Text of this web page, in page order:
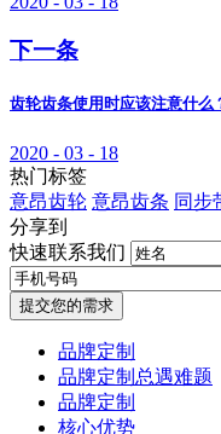
下一条
齿轮齿条使用时应该注意什么
2020 - 03 - 18
热门标签
意昂齿轮 意昂齿条 同步
分享到
快速联系我们
提交您的需求
品牌定制
品牌定制总遇难题
品牌定制
核心优势